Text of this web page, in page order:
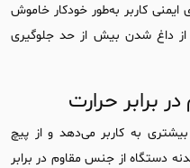
کاربر به‌طور خودکار خاموش
از داغ شدن بیش از حد جلوگیری
برابر حرارت
بیشتری به کاربر می‌دهد و از پیچ
دستگاه از جنس مقاوم در برابر